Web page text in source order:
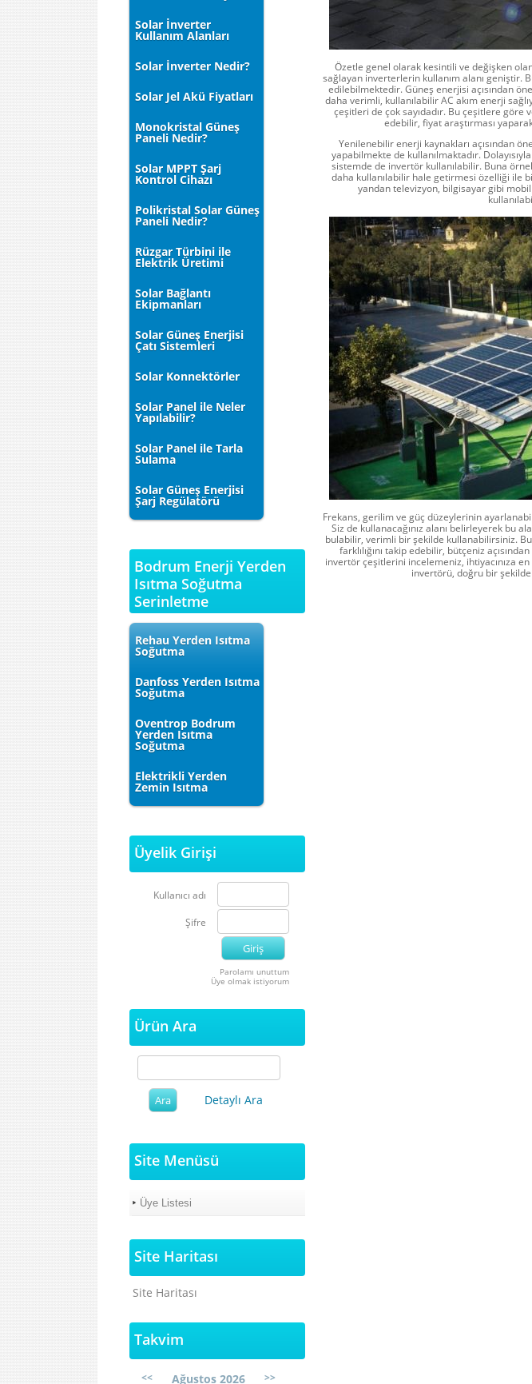
Solar İnverter
Kullanım Alanları
Solar İnverter Nedir?
Solar Jel Akü Fiyatları
Monokristal Güneş
Paneli Nedir?
Solar MPPT Şarj
Kontrol Cihazı
Polikristal Solar Güneş
Paneli Nedir?
Rüzgar Türbini ile
Elektrik Üretimi
Solar Bağlantı
Ekipmanları
Solar Güneş Enerjisi
Çatı Sistemleri
Solar Konnektörler
Solar Panel ile Neler
Yapılabilir?
Solar Panel ile Tarla
Sulama
Solar Güneş Enerjisi
Şarj Regülatörü
Bodrum Enerji Yerden
Isıtma Soğutma
Serinletme
Rehau Yerden Isıtma
Soğutma
Danfoss Yerden Isıtma
Soğutma
Oventrop Bodrum
Yerden Isıtma
Soğutma
Elektrikli Yerden
Zemin Isıtma
Üyelik Girişi
Kullanıcı adı
Şifre
Parolamı unuttum
Üye olmak istiyorum
Ürün Ara
Detaylı Ara
Site Menüsü
Üye Listesi
Site Haritası
Site Haritası
Takvim
<< Ağustos 2026 >>
Özetle genel olarak kesintili ve değişken
sağlayan inverterlerin kullanım alanı geniştir.
edilebilmektedir. Güneş enerjisi açısından
daha verimli, kullanılabilir AC akım enerji
çeşitleri de çok sayıdadır. Bu çeşitlere göre
edebilir, fiyat araştırması
Yenilenebilir enerji kaynakları açısından
yapabilmekte de kullanılmaktadır.
sistemde de invertör kullanılabilir. Buna
daha kullanılabilir hale getirmesi özelliği ile
yandan televizyon, bilgisayar gibi
Frekans, gerilim ve güç düzeylerinin
Siz de kullanacağınız alanı belirleyerek bu
bulabilir, verimli bir şekilde kullanabilirsiniz.
farklılığını takip edebilir, bütçeniz
invertör çeşitlerini incelemeniz, ihtiyacınıza
invertörü, doğru bir